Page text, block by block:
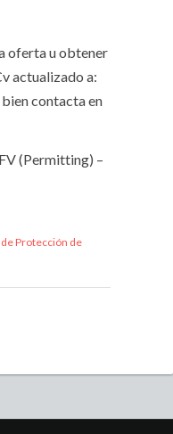
oferta u obtener
actualizado a:
contacta en
(Permitting) –
Protección de